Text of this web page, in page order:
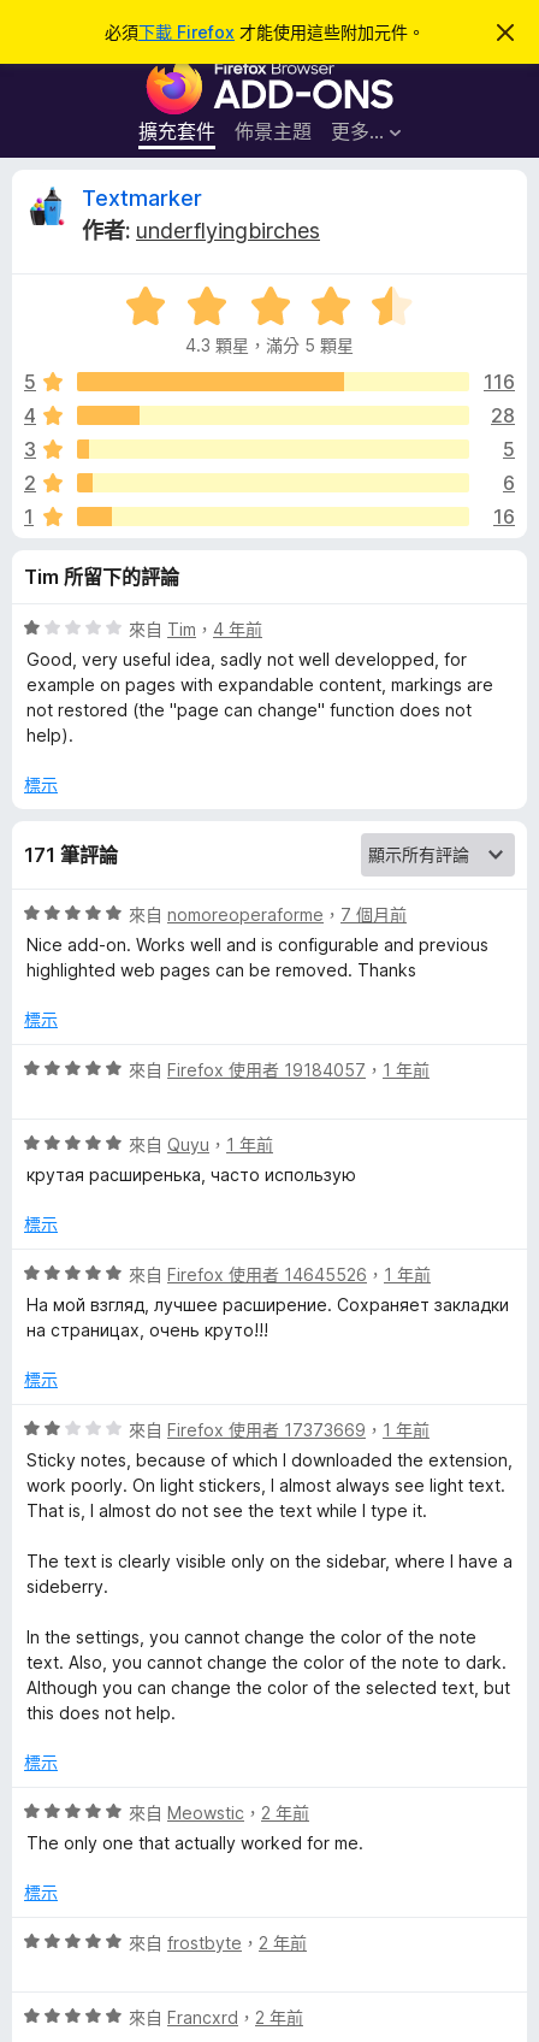
必須下載 Firefox 才能使用這些附加元件。
忽
此
F
r
e
x
覽
器
附
加
件
擴充套件 佈景主題 更多…
登入
T
t
m
a
r
k
e
r
評
論
Textmarker
作者: underflyingbirches
評
價
.
分
滿
5
4.3 顆星，滿分 5 顆星
5
116
4
28
3
5
2
6
1
16
Tim 所留下的評論
評
價
1
分
，
分
來自 Tim ， 4 年前
Good, very useful idea, sadly not well developped, for
example on pages with expandable content, markings are
not restored (the "page can change" function does not
help).
標示
171 筆評論
評
價
5
，
分
來自 nomoreoperaforme ， 7 個月前
Nice add-on. Works well and is configurable and previous
highlighted web pages can be removed. Thanks
標示
評
分
，
分
分
來自 Firefox 使用者 19184057 ， 1 年前
評
價
分
滿
分
來自 Quyu ， 1 年前
крутая расширенька, часто использую
標示
評
價
5
，
分
5
來自 Firefox 使用者 14645526 ， 1 年前
На мой взгляд, лучшее расширение. Сохраняет закладки
на страницах, очень круто!!!
標示
評
價
2
分
滿
分
分
來自 Firefox 使用者 17373669 ， 1 年前
Sticky notes, because of which I downloaded the extension,
work poorly. On light stickers, I almost always see light text.
That is, I almost do not see the text while I type it.
The text is clearly visible only on the sidebar, where I have a
sideberry.
In the settings, you cannot change the color of the note
text. Also, you cannot change the color of the note to dark.
Although you can change the color of the selected text, but
this does not help.
標示
評
價
分
滿
分
來自 Meowstic ， 2 年前
The only one that actually worked for me.
標示
評
分
來自 frostbyte ， 2 年前
評
來自 Francxrd ， 2 年前